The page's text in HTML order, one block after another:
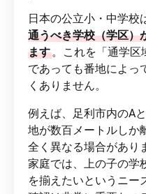
日本の公立小・中学校
通うべき学校（学区）
ます 。これを「通学区
であっても番地によっ
くありません。
例えば、足利市内のA
地が数百メートルしか
全く異なる場合があり
家庭では、上の子の学
を揃えたいというニー